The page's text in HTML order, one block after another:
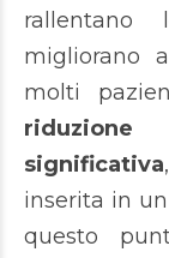
rallentano
migliorano
molti
significativa
inserita in
questo